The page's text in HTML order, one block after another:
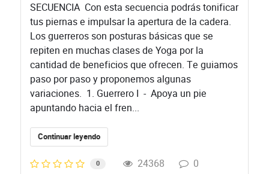
​SECUENCIA ​Con esta secuencia podrás tonificar
tus piernas e impulsar la apertura de la cadera.
Los guerreros son posturas básicas que se
repiten en muchas clases de Yoga por la
cantidad de beneficios que ofrecen. Te guiamos
paso por paso y proponemos algunas
variaciones. 1. Guerrero I - Apoya un pie
apuntando hacia el fren...
Continuar leyendo
0 24368
0